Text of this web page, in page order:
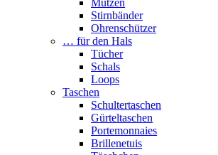
Mützen
Stirnbänder
Ohrenschützer
… für den Hals
Tücher
Schals
Loops
Taschen
Schultertaschen
Gürteltaschen
Portemonnaies
Brillenetuis